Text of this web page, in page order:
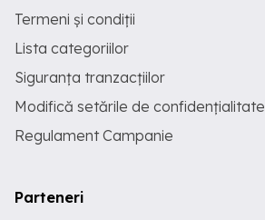
Termeni și condiții
Lista categoriilor
Siguranța tranzacțiilor
Modifică setările de confidențialitate
Regulament Campanie
Parteneri